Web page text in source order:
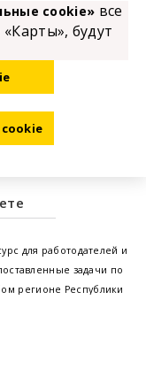
для работодателей и
задачи по
регионе Республики
cookie» все
будут